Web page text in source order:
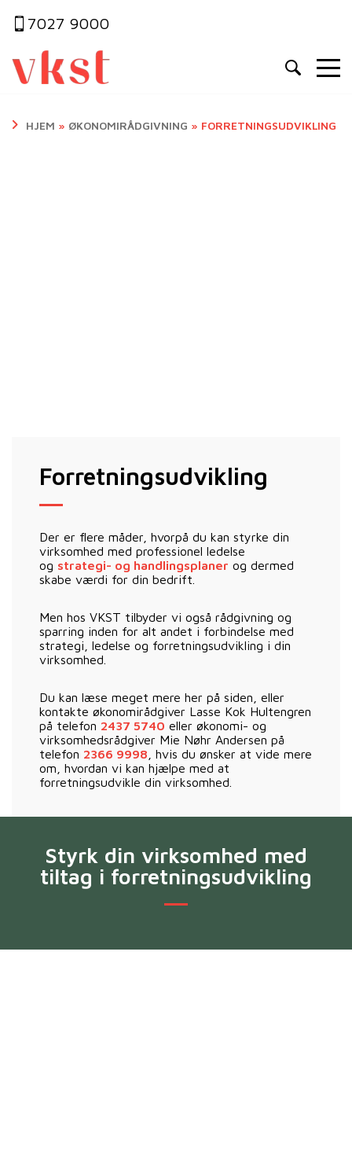
7027 9000
HJEM » ØKONOMIRÅDGIVNING » FORRETNINGSUDVIKLING
Forretningsudvikling
Der er flere måder, hvorpå du kan styrke din
virksomhed med professionel ledelse
og strategi- og handlingsplaner og dermed
skabe værdi for din bedrift.
Men hos VKST tilbyder vi også rådgivning og
sparring inden for alt andet i forbindelse med
strategi, ledelse og forretningsudvikling i din
virksomhed.
Du kan læse meget mere her på siden, eller
kontakte økonomirådgiver Lasse Kok Hultengren
på telefon 2437 5740 eller økonomi- og
virksomhedsrådgiver Mie Nøhr Andersen på
telefon 2366 9998 , hvis du ønsker at vide mere
om, hvordan vi kan hjælpe med at
forretningsudvikle din virksomhed.
Styrk din virksomhed med
tiltag i forretningsudvikling